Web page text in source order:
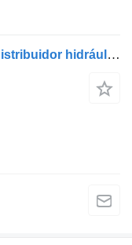
Parker 91217403 0304786281-001 distribuidor hidráulico